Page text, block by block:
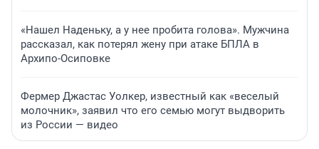
«Нашел Наденьку, а у нее пробита голова». Мужчина
рассказал, как потерял жену при атаке БПЛА в
Архипо-Осиповке
Фермер Джастас Уолкер, известный как «веселый
молочник», заявил что его семью могут выдворить
из России — видео